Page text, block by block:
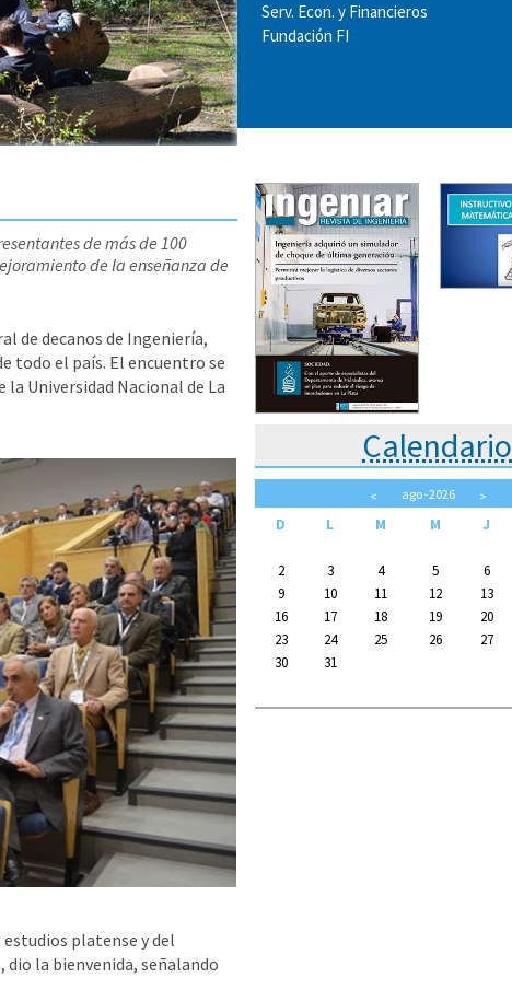
Serv. Econ. y Financieros
Fundación FI
de más de 100
de la enseñanza de
de decanos de Ingeniería,
todo el país. El encuentro se
la Universidad Nacional de La
estudios platense y del
dio la bienvenida, señalando
Calendario
< ago-2026 >
D L M M J
2
3 4 5 6
9
10 11 12 13
16
17 18 19 20
23
24 25 26 27
30
31